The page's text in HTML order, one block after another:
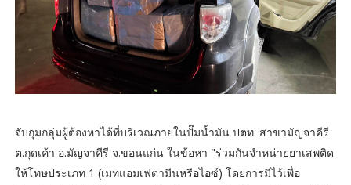
จับกุมกลุ่มผู้ต้องหาได้ที่บริเวณภายในปั๊มน้ำมัน ปตท. สาขามัญจาคีรี
ต.กุดเค้า อ.มัญจาคีรี จ.ขอนแก่น ในข้อหา "ร่วมกันจำหน่ายยาเสพติด
ให้โทษประเภท 1 (เมทแอมเฟตามีนหรือไอซ์) โดยการมีไว้เพื่อ